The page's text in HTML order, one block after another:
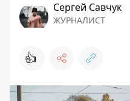
Сергей Савчук
ЖУРНАЛИСТ
👍